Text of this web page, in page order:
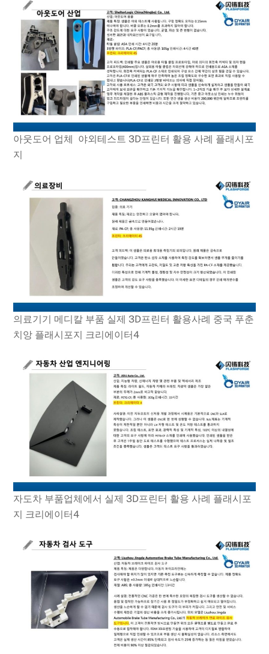
아웃도어 업체 야외테스트 3D프린터 활용 사례 플래시포
지
의료기기 메디칼 부품 실제 3D프린터 활용사례 중국 푸춘
치앙 플래시포지 크리에이터4
자도차 부품업체에서 실제 3D프린터 활용 사례 플래시포
지 크리에이터4